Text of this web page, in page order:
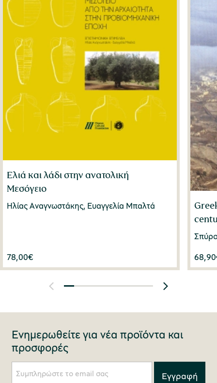
Ελιά και λάδι στην ανατολική
Μεσόγειο
Ηλίας Αναγνωστάκης, Ευαγγελία Μπαλτά
78,00€ 68,90
Ενημερωθείτε για νέα προϊόντα και
προσφορές